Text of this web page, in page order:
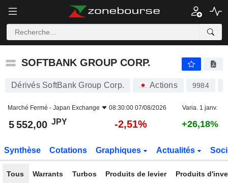
SOFTBANK GROUP CORP.
SOFTBANK GROUP CORP.
Dérivés SoftBank Group Corp. Actions 9984
Marché Fermé - Japan Exchange 08:30:00 07/08/2026 Varia. 1 janv.
5 552,00 JPY -2,51% +26,18%
Synthèse Cotations Graphiques Actualités
Tous Warrants Turbos Produits de levier Produits